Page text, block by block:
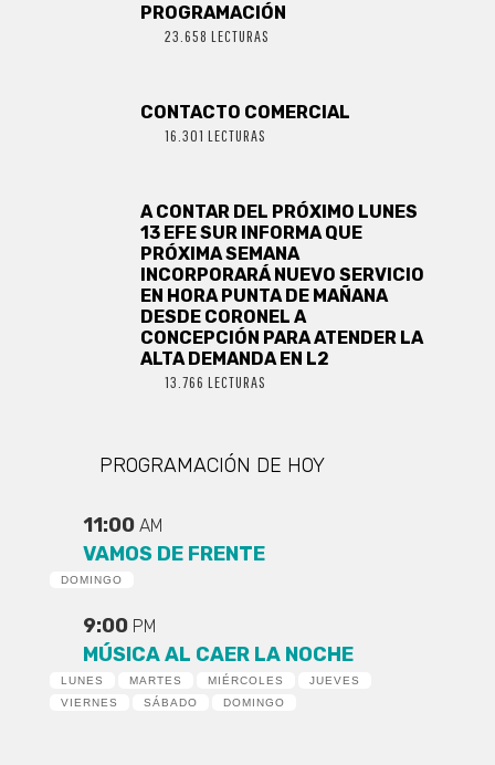
PROGRAMACIÓN
23.658 LECTURAS
CONTACTO COMERCIAL
16.301 LECTURAS
A CONTAR DEL PRÓXIMO LUNES
13 EFE SUR INFORMA QUE
PRÓXIMA SEMANA
INCORPORARÁ NUEVO SERVICIO
EN HORA PUNTA DE MAÑANA
DESDE CORONEL A
CONCEPCIÓN PARA ATENDER LA
ALTA DEMANDA EN L2
13.766 LECTURAS
PROGRAMACIÓN DE HOY
11:00 AM
VAMOS DE FRENTE
DOMINGO
9:00 PM
MÚSICA AL CAER LA NOCHE
LUNES MARTES MIÉRCOLES
JUEVES
VIERNES
SÁBADO DOMINGO